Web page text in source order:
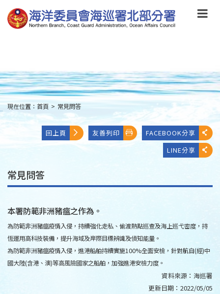
到
主
要
main
content
:::
現在位置： 首頁 > 常見問答
回上頁 友善列印
FACEBOOK分享
LINE分享
常見問答
本署防範非洲豬瘟之作為。
為防範非洲豬瘟疫情入侵，持續強化走私、偷渡熱點巡查及海上巡弋密度，持
恆運用高科技裝備，提升海域及岸際目標辨識及偵知能量。
為防範非洲豬瘟疫情入侵，進港船舶持續實施100%全面安檢，針對航自(經)中
國大陸(含港、澳)等高風險國家之船舶，加強進港安檢力度。
資料來源： 海巡署
更新日期： 2022/05/05